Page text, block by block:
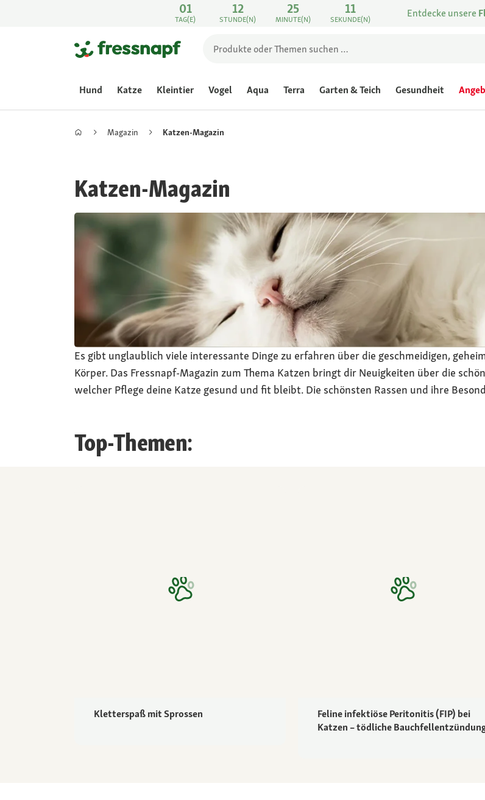
01
TAG(E)
12
STUNDE(N)
25
MINUTE(N)
11
SEKUNDE(N) Entdecke unsere
Hund Katze Kleintier Vogel Aqua Terra Garten & Teich Gesundheit
Magazin Katzen-Magazin
Katzen-Magazin
Es gibt unglaublich viele interessante Dinge zu erfahren über die geschmeidigen,
Körper. Das Fressnapf-Magazin zum Thema Katzen bringt dir Neuigkeiten über die
welcher Pflege deine Katze gesund und fit bleibt. Die schönsten Rassen und ihre
Top-Themen:
Kletterspaß mit Sprossen
Feline infektiöse Peritonitis (FIP) bei
Katzen – tödliche